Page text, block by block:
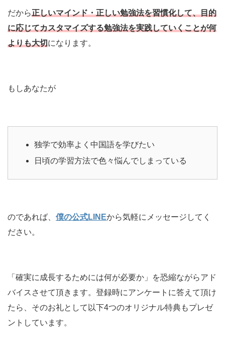
だから正しいマインド・正しい勉強法を習慣化して、目的
に応じてカスタマイズする勉強法を実践していくことが何
よりも大切になります。
もしあなたが
独学で効率よく中国語を学びたい
日頃の学習方法で色々悩んでしまっている
のであれば、 僕の公式LINEから気軽にメッセージしてく
ださい。
「確実に成長するためには何が必要か」を恐縮ながらアド
バイスさせて頂きます。登録時にアンケートに答えて頂け
たら、そのお礼として以下4つのオリジナル特典もプレゼ
ントしています。